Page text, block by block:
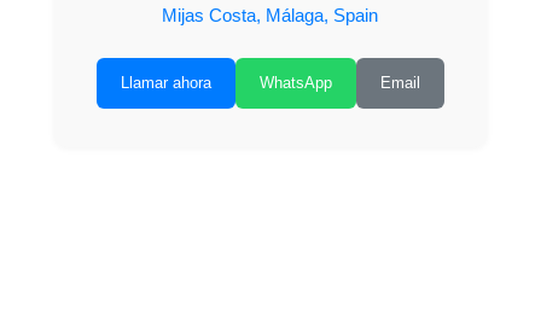
Mijas Costa, Málaga, Spain
Llamar ahora WhatsApp Email